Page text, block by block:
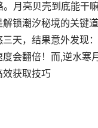
月亮贝壳到底能干
锁潮汐秘境的关键
天，结果意外发现
会翻倍！而,逆水寒
效获取技巧